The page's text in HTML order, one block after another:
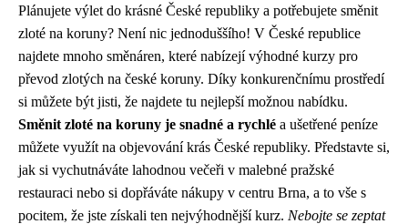
Plánujete výlet do krásné České republiky a potřebujete směnit
zloté na koruny? Není nic jednoduššího! V České republice
najdete mnoho směnáren, které nabízejí výhodné kurzy pro
převod zlotých na české koruny. Díky konkurenčnímu prostředí
si můžete být jisti, že najdete tu nejlepší možnou nabídku.
Směnit zloté na koruny je snadné a rychlé a ušetřené peníze
můžete využít na objevování krás České republiky. Představte si,
jak si vychutnáváte lahodnou večeři v malebné pražské
restauraci nebo si dopřáváte nákupy v centru Brna, a to vše s
pocitem, že jste získali ten nejvýhodnější kurz. Nebojte se zeptat